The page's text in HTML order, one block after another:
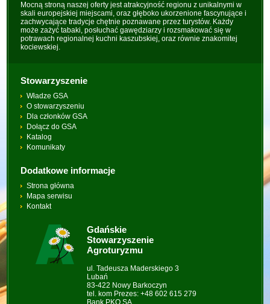
Mocną stroną naszej oferty jest atrakcyjność regionu z unikalnymi w
skali europejskiej miejscami, oraz głęboko ukorzenione fascynujące i
zachwycające tradycje chętnie poznawane przez turystów. Każdy
może zażyć tabaki, posłuchać gawędziarzy i rozsmakować się w
potrawach regionalnej kuchni kaszubskiej, oraz równie znakomitej
kociewskiej.
Stowarzyszenie
Władze GSA
O stowarzyszeniu
Dla członków GSA
Dołącz do GSA
Katalog
Komunikaty
Dodatkowe informacje
Strona główna
Mapa serwisu
Kontakt
Gdańskie
Stowarzyszenie
Agroturyzmu
ul. Tadeusza Maderskiego 3
Lubań
83-422 Nowy Barkoczyn
tel. kom Prezes: +48 602 615 279
Bank PKO SA